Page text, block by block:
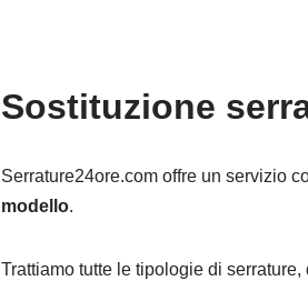
Sostituzione
Serrature24ore.com offre un servizio
modello.
Trattiamo tutte le tipologie di